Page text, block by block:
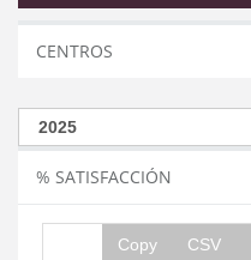
CENTROS
% SATISFACCIÓN
Copy CSV